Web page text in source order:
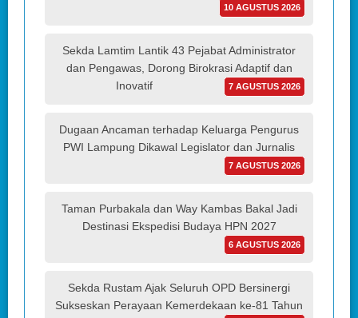
10 AGUSTUS 2026
Sekda Lamtim Lantik 43 Pejabat Administrator
dan Pengawas, Dorong Birokrasi Adaptif dan
Inovatif
7 AGUSTUS 2026
Dugaan Ancaman terhadap Keluarga Pengurus
PWI Lampung Dikawal Legislator dan Jurnalis
7 AGUSTUS 2026
Taman Purbakala dan Way Kambas Bakal Jadi
Destinasi Ekspedisi Budaya HPN 2027
6 AGUSTUS 2026
Sekda Rustam Ajak Seluruh OPD Bersinergi
Sukseskan Perayaan Kemerdekaan ke-81 Tahun